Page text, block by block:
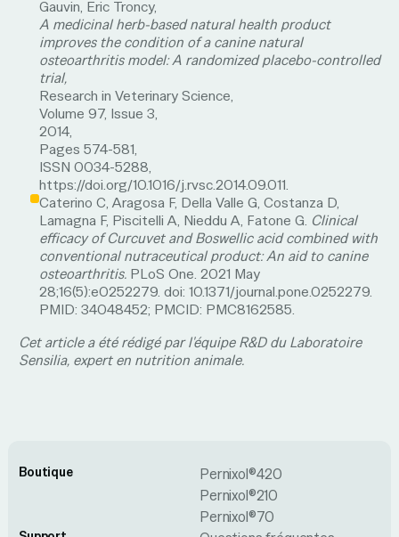
A medicinal herb-based natural health product
improves the condition of a canine natural
osteoarthritis model: A randomized placebo-controlled
trial,
Research in Veterinary Science,
Volume 97, Issue 3,
2014,
Pages 574-581,
ISSN 0034-5288,
Caterino C, Aragosa F, Della Valle G, Costanza D,
Lamagna F, Piscitelli A, Nieddu A, Fatone G. Clinical
efficacy of Curcuvet and Boswellic acid combined with
conventional nutraceutical product: An aid to canine
osteoarthritis.PLoS One. 2021 May
28;16(5):e0252279. doi: 10.1371/journal.pone.0252279.
PMID: 34048452; PMCID: PMC8162585.
Cet article a été rédigé par l'équipe R&D du Laboratoire
Sensilia, expert en nutrition animale.
Boutique
Pernixol®420
Pernixol®210
Pernixol®70